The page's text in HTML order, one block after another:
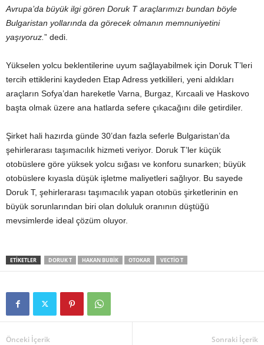
Avrupa’da büyük ilgi gören Doruk T araçlarımızı bundan böyle
Bulgaristan yollarında da görecek olmanın memnuniyetini
yaşıyoruz. ” dedi.
Yükselen yolcu beklentilerine uyum sağlayabilmek için Doruk T’leri
tercih ettiklerini kaydeden Etap Adress yetkilileri, yeni aldıkları
araçların Sofya’dan hareketle Varna, Burgaz, Kırcaali ve Haskovo
başta olmak üzere ana hatlarda sefere çıkacağını dile getirdiler.
Şirket hali hazırda günde 30’dan fazla seferle Bulgaristan’da
şehirlerarası taşımacılık hizmeti veriyor. Doruk T’ler küçük
otobüslere göre yüksek yolcu sığası ve konforu sunarken; büyük
otobüslere kıyasla düşük işletme maliyetleri sağlıyor. Bu sayede
Doruk T, şehirlerarası taşımacılık yapan otobüs şirketlerinin en
büyük sorunlarından biri olan doluluk oranının düştüğü
mevsimlerde ideal çözüm oluyor.
ETIKETLER DORUK T HAKAN BUBIK OTOKAR VECTIO T
Önceki İçerik Sonraki İçerik